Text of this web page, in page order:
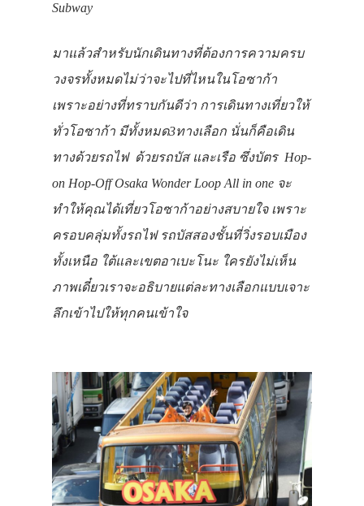
Subway
มาแล้วสำหรับนักเดินทางที่ต้องการความครบ
วงจรทั้งหมดไม่ว่าจะไปที่ไหนในโอซาก้า
เพราะอย่างที่ทราบกันดีว่า การเดินทางเที่ยวให้
ทั่วโอซาก้า มีทั้งหมด3ทางเลือก นั่นก็คือเดิน
ทางด้วยรถไฟ ด้วยรถบัส และเรือ ซึ่งบัตร Hop-
on Hop-Off Osaka Wonder Loop All in one จะ
ทำให้คุณได้เที่ยวโอซาก้าอย่างสบายใจ เพราะ
ครอบคลุ่มทั้งรถไฟ รถบัสสองชั้นที่วิ่งรอบเมือง
ทั้งเหนือ ใต้และเขตอาเบะโนะ ใครยังไม่เห็น
ภาพเดี๋ยวเราจะอธิบายแต่ละทางเลือกแบบเจาะ
ลึกเข้าไปให้ทุกคนเข้าใจ